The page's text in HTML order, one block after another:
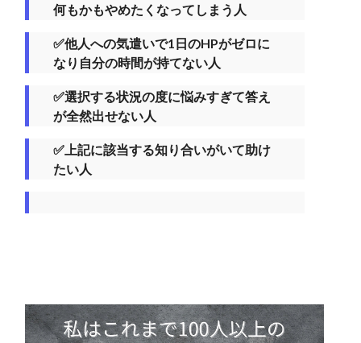
何もかもやめたくなってしまう人
✅他人への気遣いで1日のHPがゼロに
なり自分の時間が持てない人
✅選択する状況の度に悩みすぎて答え
が全然出せない人
✅上記に該当する知り合いがいて助け
たい人